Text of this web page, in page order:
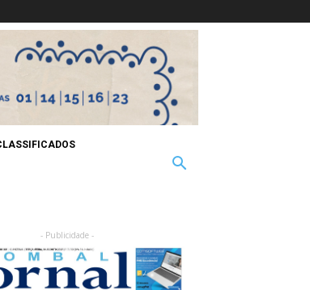
- Publicidade -